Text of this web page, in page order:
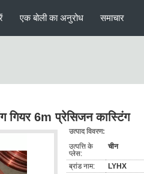
एक बोली का अनुरोध समाचार
गियर 6m प्रेसिजन कास्टिंग
उत्पाद विवरण:
उत्पत्ति के
प्लेस:
चीन
ब्रांड नाम: LYHX